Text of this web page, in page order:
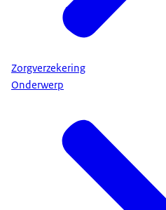
Zorgverzekering
Onderwerp